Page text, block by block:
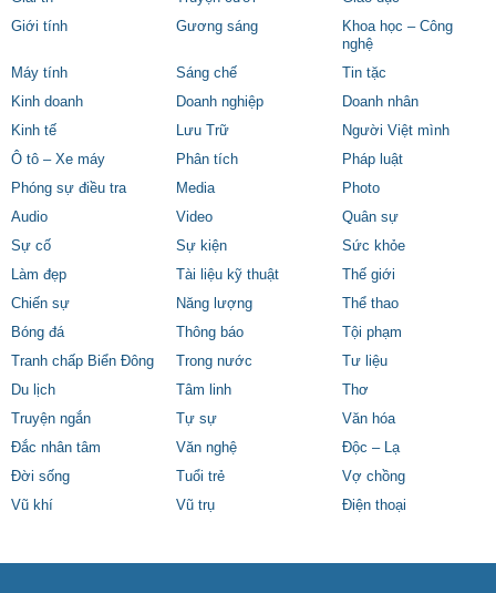
Giới tính
Gương sáng
Khoa học – Công
nghệ
Máy tính
Sáng chế
Tin tặc
Kinh doanh
Doanh nghiệp
Doanh nhân
Kinh tế
Lưu Trữ
Người Việt mình
Ô tô – Xe máy
Phân tích
Pháp luật
Phóng sự điều tra
Media
Photo
Audio
Video
Quân sự
Sự cố
Sự kiện
Sức khỏe
Làm đẹp
Tài liệu kỹ thuật
Thế giới
Chiến sự
Năng lượng
Thể thao
Bóng đá
Thông báo
Tội phạm
Tranh chấp Biển Đông
Trong nước
Tư liệu
Du lịch
Tâm linh
Thơ
Truyện ngắn
Tự sự
Văn hóa
Đắc nhân tâm
Văn nghệ
Độc – Lạ
Đời sống
Tuổi trẻ
Vợ chồng
Vũ khí
Vũ trụ Điện thoại